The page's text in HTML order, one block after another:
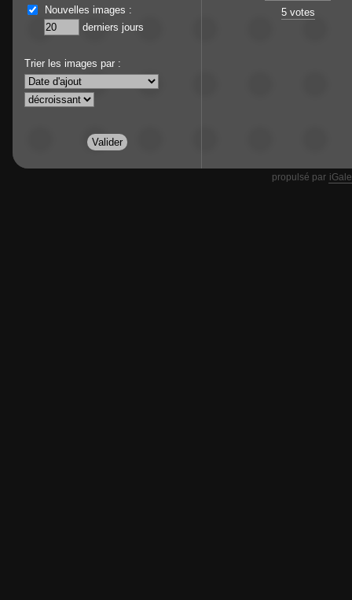
Nouvelles images :
derniers jours
Trier les images par :
5 votes
propulsé par